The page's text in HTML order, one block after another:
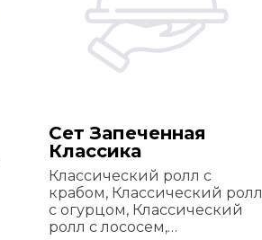
Сет Запеченная
Классика
Классический ролл с
крабом, Классический ролл
с огурцом, Классический
ролл с лососем,